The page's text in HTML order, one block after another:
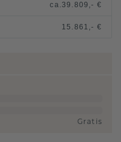
ca.39.809,- €
15.861,- €
Gratis